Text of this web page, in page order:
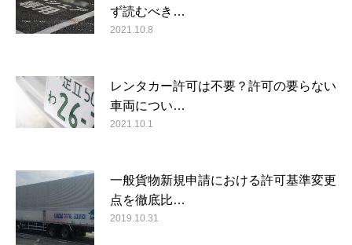
ず読むべき…
2021.10.8
レンタカー許可は不要？許可の要らない
車両につい…
2021.10.1
一般貨物新規申請における許可基準変更
点を徹底比…
2019.10.31